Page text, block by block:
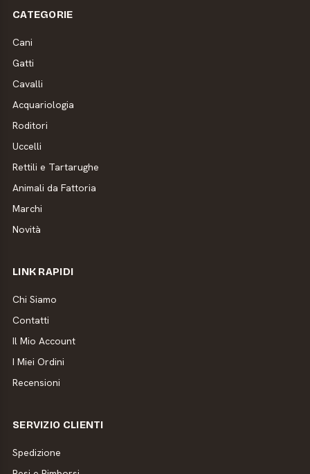
CATEGORIE
Cani
Gatti
Cavalli
Acquariologia
Roditori
Uccelli
Rettili e Tartarughe
Animali da Fattoria
Marchi
Novità
LINK RAPIDI
Chi Siamo
Contatti
Il Mio Account
I Miei Ordini
Recensioni
SERVIZIO CLIENTI
Spedizione